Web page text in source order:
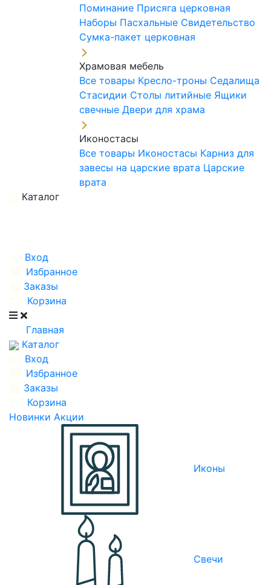
Поминание Присяга церковная
Наборы Пасхальные Свидетельство
Сумка-пакет церковная
Храмовая мебель
Все товары Кресло-троны Седалища
Стасидии Столы литийные Ящики
свечные Двери для храма
Иконостасы
Все товары Иконостасы Карниз для
завесы на царские врата Царские
врата
Каталог
Вход
Избранное
Заказы
Корзина
Главная
Каталог
Вход
Избранное
Заказы
Корзина
Новинки Акции
Иконы
Свечи